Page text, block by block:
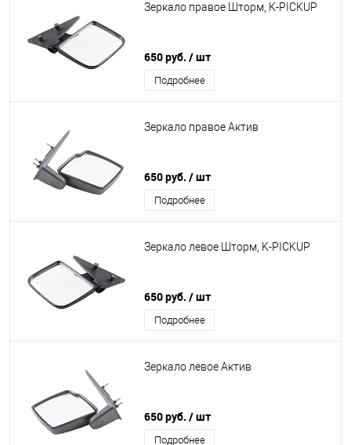
Зеркало правое Шторм, K-PICKUP
650 руб. / шт
Подробнее
Зеркало правое Актив
650 руб. / шт
Подробнее
Зеркало левое Шторм, K-PICKUP
650 руб. / шт
Подробнее
Зеркало левое Актив
650 руб. / шт
Подробнее